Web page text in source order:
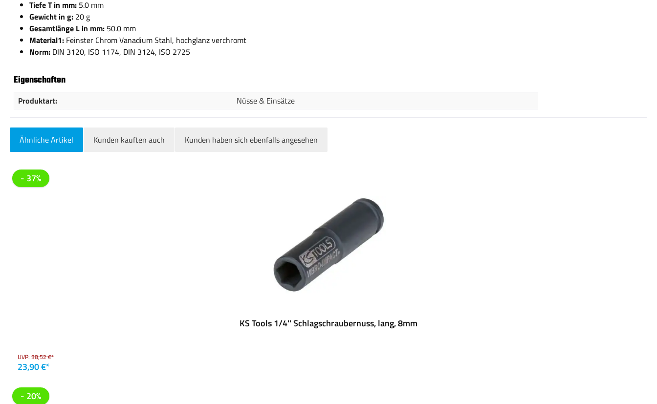
Tiefe T in mm: 5.0 mm
Gewicht in g: 20 g
Gesamtlänge L in mm: 50.0 mm
Material1: Feinster Chrom Vanadium Stahl, hochglanz verchromt
Norm: DIN 3120, ISO 1174, DIN 3124, ISO 2725
Eigenschaften
Produktart: Nüsse & Einsätze
Ähnliche Artikel Kunden kauften auch Kunden haben sich ebenfalls angesehen
Produktgalerie überspringen
- 37%
KS Tools 1/4'' Schlagschraubernuss, lang, 8mm
UVP: 38,52 €*
23,90 €*
- 20%